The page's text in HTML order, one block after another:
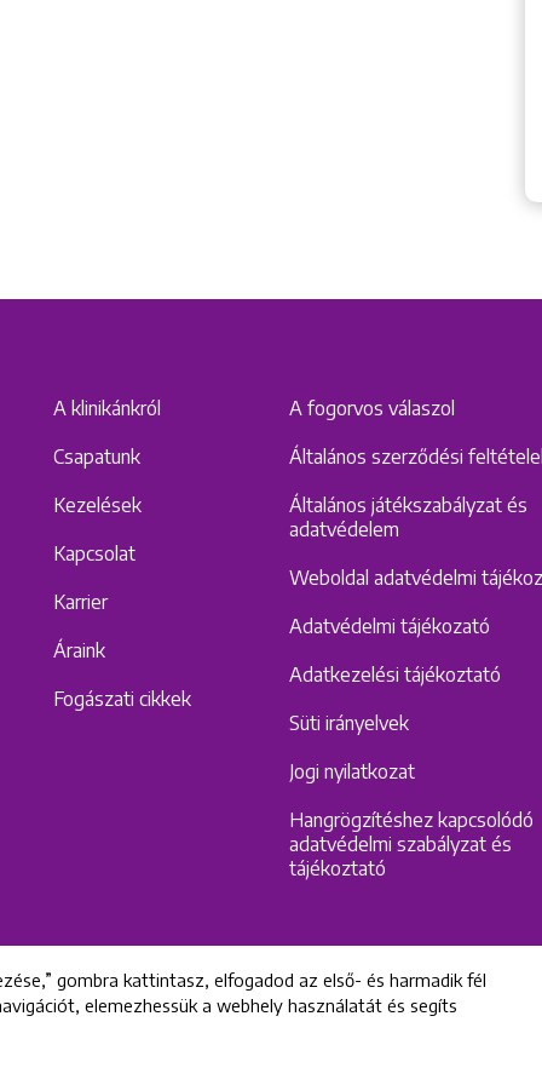
A klinikánkról
Csapatunk
Kezelések
Kapcsolat
Karrier
Áraink
Fogászati cikkek
A fogorvos válaszol
Általános szerződési
Általános játékszabályzat és
adatvédelem
Weboldal adatvédelmi
Adatvédelmi tájékozató
Adatkezelési tájékoztató
Süti irányelvek
Jogi nyilatkozat
Hangrögzítéshez kapcsolódó
adatvédelmi szabályzat és
tájékoztató
All rights reserved © 2022 Uniklinik Dental and Implant Center
gombra kattintasz, elfogadod az első- és harmadik fél
elemezhessük a webhely használatát és segíts